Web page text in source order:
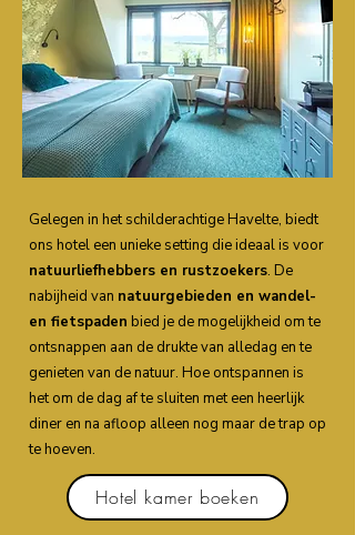
Gelegen in het schilderachtige Havelte, biedt
ons hotel een unieke setting die ideaal is voor
natuurliefhebbers en rustzoekers. De
nabijheid van natuurgebieden en wandel-
en fietspaden bied je de mogelijkheid om te
ontsnappen aan de drukte van alledag en te
genieten van de natuur. Hoe ontspannen is
het om de dag af te sluiten met een heerlijk
diner en na afloop alleen nog maar de trap op
te hoeven.
Hotel kamer boeken